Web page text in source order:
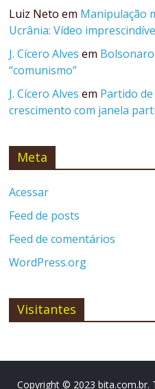
Luiz Neto em Manipulação
Ucrânia: Vídeo
J. Cícero Alves em
“comunismo”
J. Cícero Alves em Partido
crescimento com janela
Meta
Acessar
Feed de posts
Feed de comentários
WordPress.org
Visitantes
Copyright © 2023 bita.com.br.